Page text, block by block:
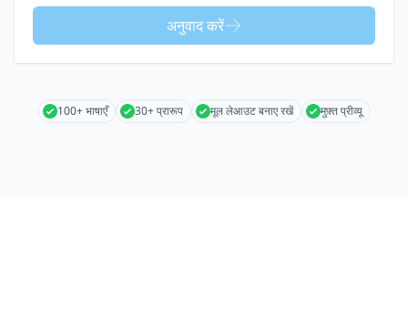
अनुवाद करें
100+ भाषाएँ 30+ प्रारूप मूल लेआउट बनाए रखें मुफ़्त प्रीव्यू